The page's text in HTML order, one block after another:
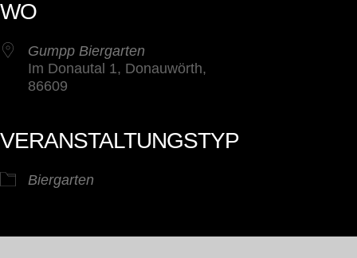
WO
Gumpp Biergarten
Im Donautal 1, Donauwörth,
86609
VERANSTALTUNGSTYP
Biergarten